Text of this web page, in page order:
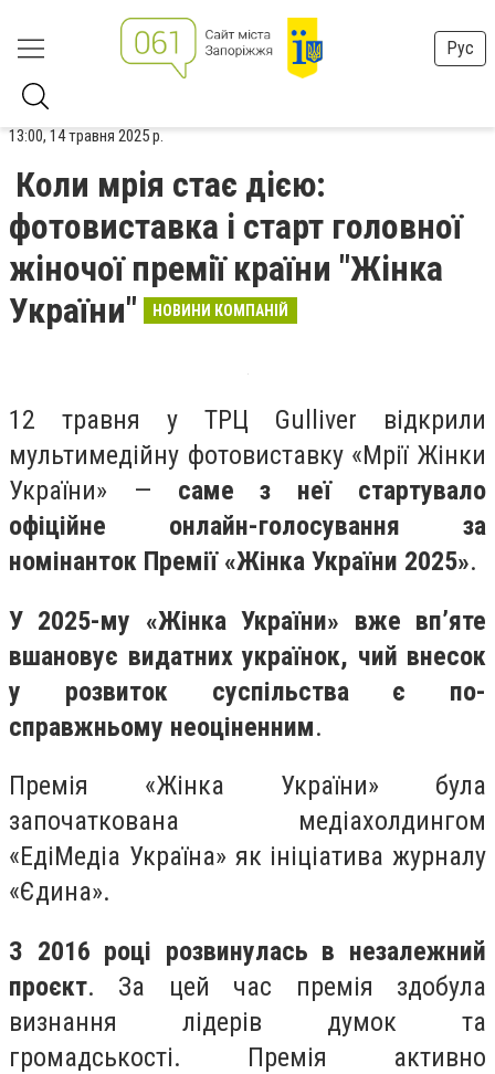
Рус
13:00, 14 травня 2025 р.
Коли мрія стає дією:
фотовиставка і старт головної
жіночої премії країни "Жінка
України"
НОВИНИ КОМПАНІЙ
12 травня у ТРЦ Gulliver відкрили
мультимедійну фотовиставку «Мрії Жінки
України» — саме з неї стартувало
офіційне онлайн-голосування за
номінанток Премії «Жінка України 2025».
У 2025-му «Жінка України» вже вп’яте
вшановує видатних українок, чий внесок
у розвиток суспільства є по-
справжньому неоціненним.
Премія «Жінка України» була
започаткована медіахолдингом
«ЕдіМедіа Україна» як ініціатива журналу
«Єдина».
З 2016 році розвинулась в незалежний
проєкт. За цей час премія здобула
визнання лідерів думок та
громадськості. Премія активно